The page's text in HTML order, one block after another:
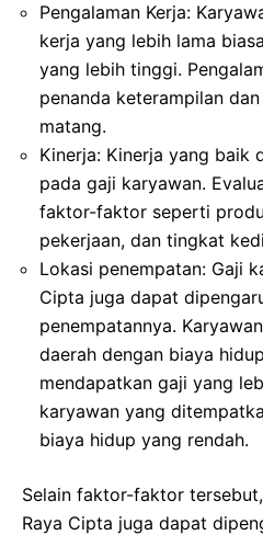
Pengalaman Kerja:
kerja yang lebih lama
yang lebih tinggi.
penanda keterampilan
matang.
Kinerja: Kinerja yang
pada gaji karyawan.
faktor-faktor seperti
pekerjaan, dan tingkat
Lokasi penempatan: Gaji
Cipta juga dapat
penempatannya.
daerah dengan biaya
mendapatkan gaji yang
karyawan yang
biaya hidup yang rendah.
Selain faktor-faktor
Raya Cipta juga dapat